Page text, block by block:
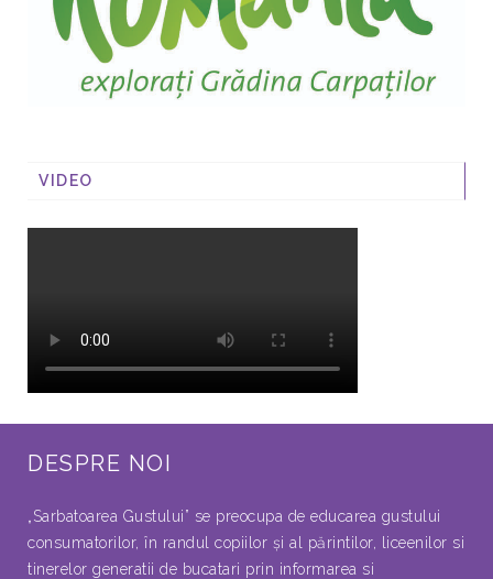
VIDEO
DESPRE NOI
„Sarbatoarea Gustului” se preocupa de educarea gustului
consumatorilor, în randul copiilor şi al părintilor, liceenilor si
tinerelor generatii de bucatari prin informarea si